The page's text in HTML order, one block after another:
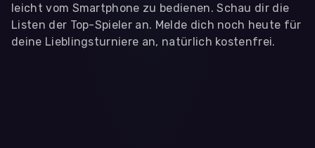
leicht vom Smartphone zu bedienen. Schau dir die
Listen der Top-Spieler an. Melde dich noch heute für
deine Lieblingsturniere an, natürlich kostenfrei.